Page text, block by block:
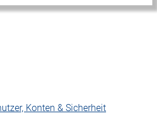
Konten & Sicherheit